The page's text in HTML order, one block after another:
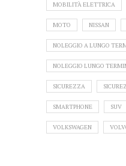
MOBILITÀ ELETTRICA
MOTO NISSAN
NOLEGGIO A LUNGO
NOLEGGIO LUNGO
SICUREZZA
SMARTPHONE SUV
VOLKSWAGEN